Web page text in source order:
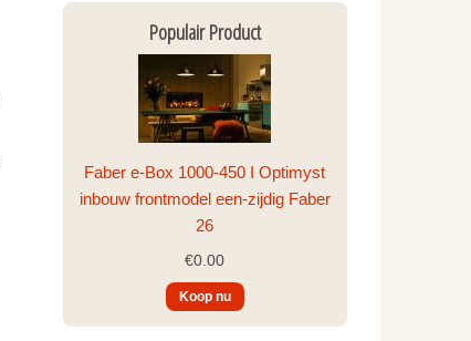
Populair Product
Faber e-Box 1000-450 I Optimyst
inbouw frontmodel een-zijdig Faber
26
€0.00